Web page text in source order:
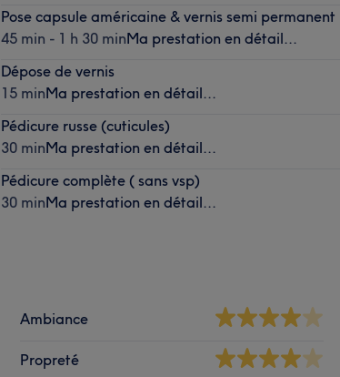
Pose capsule américaine & vernis semi permanent
45 min - 1 h 30 minMa prestation en détail...
Dépose de vernis
15 minMa prestation en détail...
Pédicure russe (cuticules)
30 minMa prestation en détail...
Pédicure complète ( sans vsp)
30 minMa prestation en détail...
Ambiance
Propreté